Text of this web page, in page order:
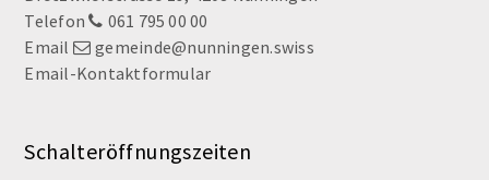
Telefon
061 795 00 00
Email
gemeinde@nunningen.swiss
Email-Kontaktformular
Schalteröffnungszeiten